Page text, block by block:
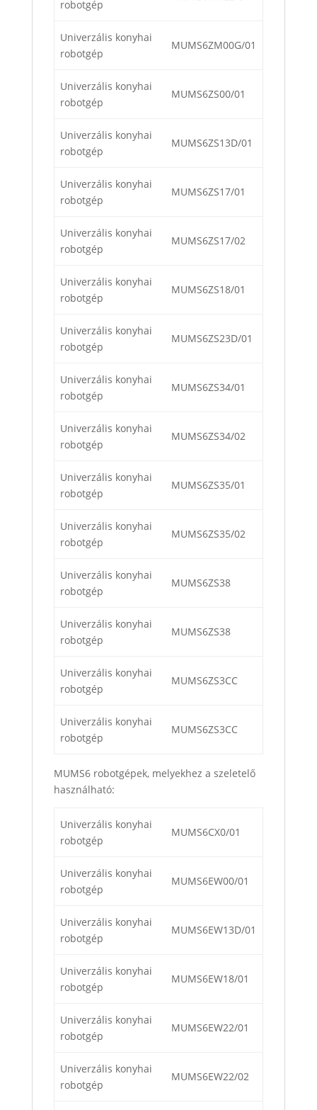
robotgép
Univerzális konyhai
robotgép
MUMS6ZM00G/01
Univerzális konyhai
robotgép
MUMS6ZS00/01
Univerzális konyhai
robotgép
MUMS6ZS13D/01
Univerzális konyhai
robotgép
MUMS6ZS17/01
Univerzális konyhai
robotgép
MUMS6ZS17/02
Univerzális konyhai
robotgép
MUMS6ZS18/01
Univerzális konyhai
robotgép
MUMS6ZS23D/01
Univerzális konyhai
robotgép
MUMS6ZS34/01
Univerzális konyhai
robotgép
MUMS6ZS34/02
Univerzális konyhai
robotgép
MUMS6ZS35/01
Univerzális konyhai
robotgép
MUMS6ZS35/02
Univerzális konyhai
robotgép
MUMS6ZS38
Univerzális konyhai
robotgép
MUMS6ZS38
Univerzális konyhai
robotgép
MUMS6ZS3CC
Univerzális konyhai
robotgép
MUMS6ZS3CC
MUMS6 robotgépek, melyekhez a szeletelő
használható:
Univerzális konyhai
robotgép
MUMS6CX0/01
Univerzális konyhai
robotgép
MUMS6EW00/01
Univerzális konyhai
robotgép
MUMS6EW13D/01
Univerzális konyhai
robotgép
MUMS6EW18/01
Univerzális konyhai
robotgép
MUMS6EW22/01
Univerzális konyhai
robotgép
MUMS6EW22/02